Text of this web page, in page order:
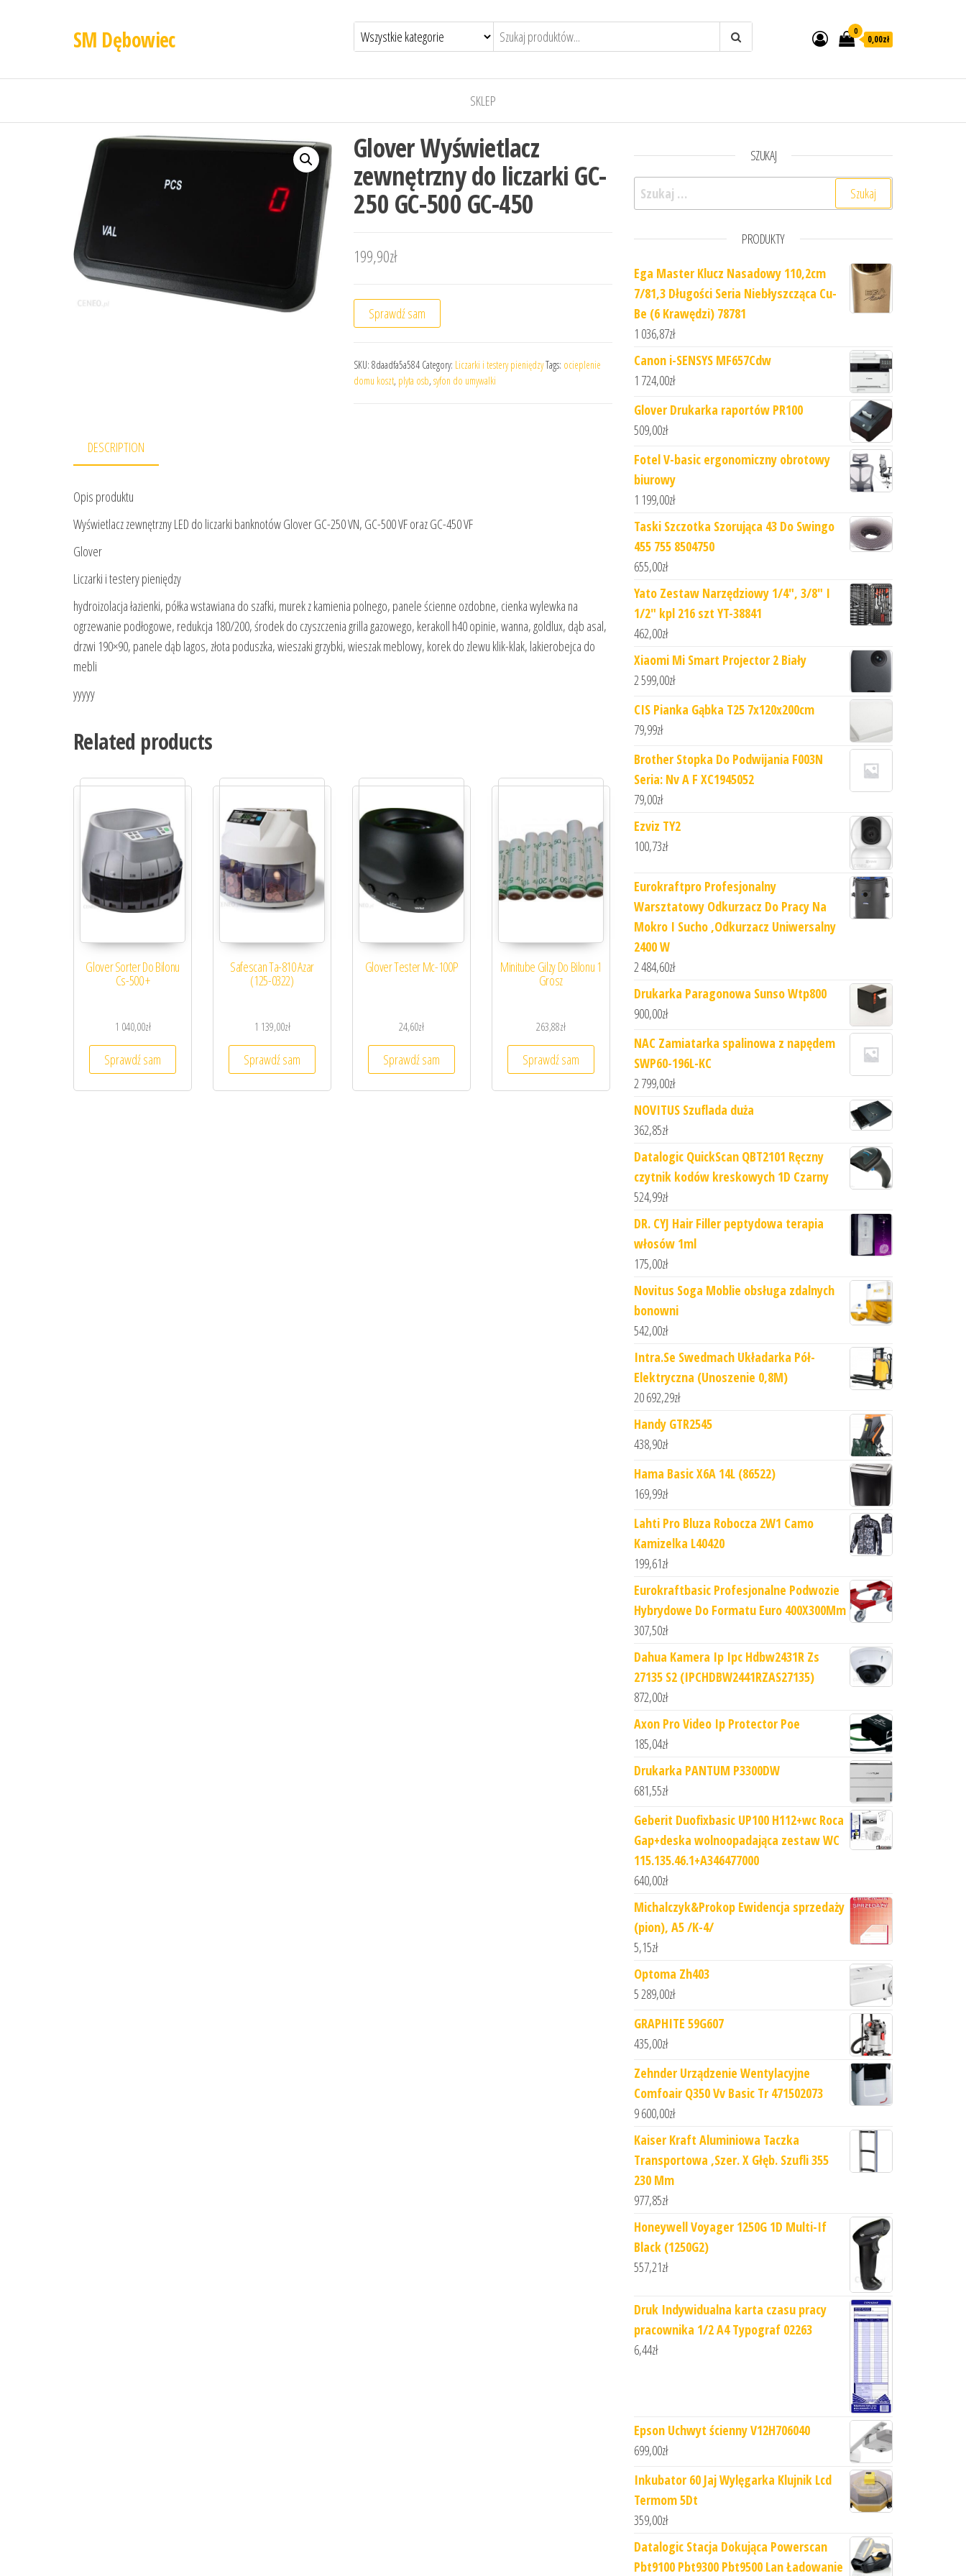
SM Dębowiec 0
0,00zł
SKLEP
Glover Wyświetlacz
zewnętrzny do liczarki GC-
250 GC-500 GC-450
199,90zł
Sprawdź sam
SKU: 8daadfa5a584 Category: Liczarki i testery pieniędzyTags: ocieplenie
domu koszt, plyta osb, syfon do umywalki
DESCRIPTION
Opis produktu
Wyświetlacz zewnętrzny LED do liczarki banknotów Glover GC-250 VN, GC-500 VF oraz GC-450 VF
Glover
Liczarki i testery pieniędzy
hydroizolacja łazienki, półka wstawiana do szafki, murek z kamienia polnego, panele ścienne ozdobne, cienka wylewka na
ogrzewanie podłogowe, redukcja 180/200, środek do czyszczenia grilla gazowego, kerakoll h40 opinie, wanna, goldlux, dąb asal,
drzwi 190×90, panele dąb lagos, złota poduszka, wieszaki grzybki, wieszak meblowy, korek do zlewu klik-klak, lakierobejca do
mebli
yyyyy
Related products
Glover Sorter Do Bilonu
Cs-500 +
1 040,00zł
Sprawdź sam
Safescan Ta-810 Azar
(125-0322)
1 139,00zł
Sprawdź sam
Glover Tester Mc-100P
24,60zł
Sprawdź sam
Minitube Gilzy Do Bilonu 1
Grosz
263,88zł
Sprawdź sam
SZUKAJ
Szukaj:
PRODUKTY
Ega Master Klucz Nasadowy 110,2cm
7/81,3 Długości Seria Niebłyszcząca Cu-
Be (6 Krawędzi) 78781
1 036,87zł
Canon i-SENSYS MF657Cdw
1 724,00zł
Glover Drukarka raportów PR100
509,00zł
Fotel V-basic ergonomiczny obrotowy
biurowy
1 199,00zł
Taski Szczotka Szorująca 43 Do Swingo
455 755 8504750
655,00zł
Yato Zestaw Narzędziowy 1/4", 3/8" I
1/2" kpl 216 szt YT-38841
462,00zł
Xiaomi Mi Smart Projector 2 Biały
2 599,00zł
CIS Pianka Gąbka T25 7x120x200cm
79,99zł
Brother Stopka Do Podwijania F003N
Seria: Nv A F XC1945052
79,00zł
Ezviz TY2
100,73zł
Eurokraftpro Profesjonalny
Warsztatowy Odkurzacz Do Pracy Na
Mokro I Sucho ,Odkurzacz Uniwersalny
2400 W
2 484,60zł
Drukarka Paragonowa Sunso Wtp800
900,00zł
NAC Zamiatarka spalinowa z napędem
SWP60-196L-KC
2 799,00zł
NOVITUS Szuflada duża
362,85zł
Datalogic QuickScan QBT2101 Ręczny
czytnik kodów kreskowych 1D Czarny
524,99zł
DR. CYJ Hair Filler peptydowa terapia
włosów 1ml
175,00zł
Novitus Soga Moblie obsługa zdalnych
bonowni
542,00zł
Intra.Se Swedmach Układarka Pół-
Elektryczna (Unoszenie 0,8M)
20 692,29zł
Handy GTR2545
438,90zł
Hama Basic X6A 14L (86522)
169,99zł
Lahti Pro Bluza Robocza 2W1 Camo
Kamizelka L40420
199,61zł
Eurokraftbasic Profesjonalne Podwozie
Hybrydowe Do Formatu Euro 400X300Mm
307,50zł
Dahua Kamera Ip Ipc Hdbw2431R Zs
27135 S2 (IPCHDBW2441RZAS27135)
872,00zł
Axon Pro Video Ip Protector Poe
185,04zł
Drukarka PANTUM P3300DW
681,55zł
Geberit Duofixbasic UP100 H112+wc Roca
Gap+deska wolnoopadająca zestaw WC
115.135.46.1+A346477000
640,00zł
Michalczyk&Prokop Ewidencja sprzedaży
(pion), A5 /K-4/
5,15zł
Optoma Zh403
5 289,00zł
GRAPHITE 59G607
435,00zł
Zehnder Urządzenie Wentylacyjne
Comfoair Q350 Vv Basic Tr 471502073
9 600,00zł
Kaiser Kraft Aluminiowa Taczka
Transportowa ,Szer. X Głęb. Szufli 355
230 Mm
977,85zł
Honeywell Voyager 1250G 1D Multi-If
Black (1250G2)
557,21zł
Druk Indywidualna karta czasu pracy
pracownika 1/2 A4 Typograf 02263
6,44zł
Epson Uchwyt ścienny V12H706040
699,00zł
Inkubator 60 Jaj Wylęgarka Klujnik Lcd
Termom 5Dt
359,00zł
Datalogic Stacja Dokująca Powerscan
Pbt9100 Pbt9300 Pbt9500 Lan Ładowanie